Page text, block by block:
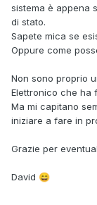
sistema è appena
di stato.
Sapete mica se
Oppure come
Non sono proprio
Elettronico che ha
Ma mi capitano
iniziare a fare in
Grazie per
David 😄